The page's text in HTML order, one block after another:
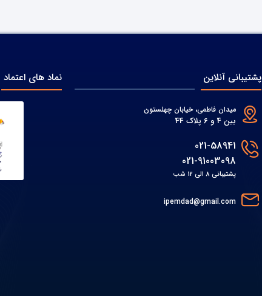
پشتیبانی آنلاین
میدان فاطمی، خیابان چهلستون
بین 4 و 6 پلاک 44
021-58941
021-91003098
پشتیبانی 8 الی 12 شب
ipemdad@gmail.com
نماد های اعتماد